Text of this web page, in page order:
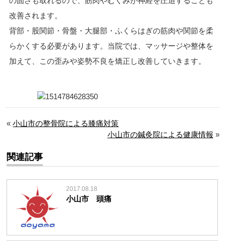
改善されます。
背部・股関節・骨盤・大腿部・ふくらはぎの筋肉や関節を柔
らかくする必要があります。当院では、マッサージや整体を
加えて、この歪みや姿勢不良を矯正し改善していきます。
«小山市の整骨院による膝痛対策
小山市の鍼灸院による健康情報 »
関連記事
2017.08.18
小山市 頭痛